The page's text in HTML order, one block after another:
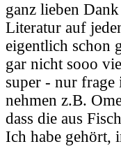
ganz lieben
Literatur auf
eigentlich schon
gar nicht sooo
super - nur frage
nehmen z.B.
dass die aus
Ich habe gehört,